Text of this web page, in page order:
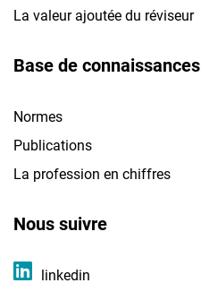
La valeur ajoutée du réviseur
Base de connaissances
Normes
Publications
La profession en chiffres
Nous suivre
linkedin